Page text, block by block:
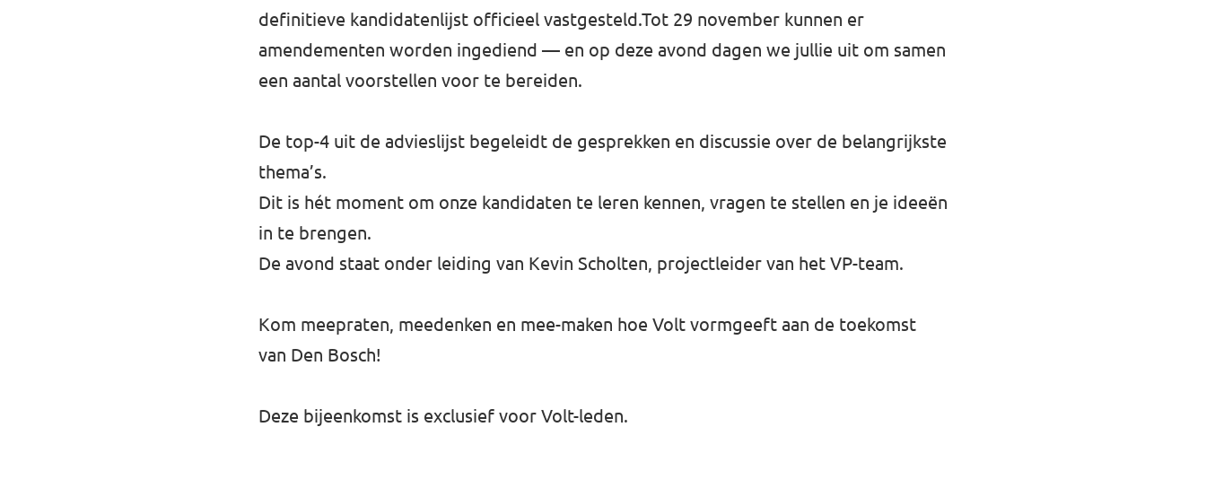
definitieve kandidatenlijst officieel vastgesteld.Tot 29 november kunnen er
amendementen worden ingediend — en op deze avond dagen we jullie uit om samen
een aantal voorstellen voor te bereiden.
De top-4 uit de advieslijst begeleidt de gesprekken en discussie over de belangrijkste
thema’s.
Dit is hét moment om onze kandidaten te leren kennen, vragen te stellen en je ideeën
in te brengen.
De avond staat onder leiding van Kevin Scholten, projectleider van het VP-team.
Kom meepraten, meedenken en mee-maken hoe Volt vormgeeft aan de toekomst
van Den Bosch!
Deze bijeenkomst is exclusief voor Volt-leden.